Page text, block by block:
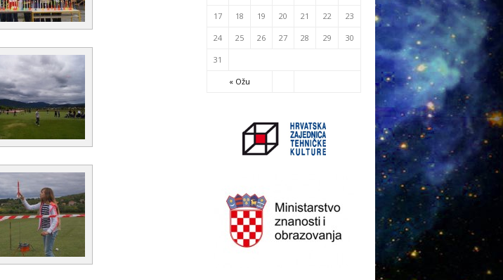
« Ožu
17 18 19 20 21 22 23
24 25 26 27 28 29 30
31